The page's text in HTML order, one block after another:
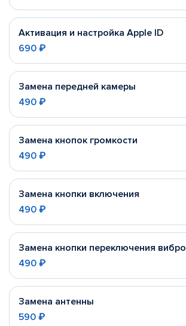
Активация и настройка Apple ID
690 ₽
Замена передней камеры
490 ₽
Замена кнопок громкости
490 ₽
Замена кнопки включения
490 ₽
Замена кнопки переключения вибро
490 ₽
Замена антенны
590 ₽